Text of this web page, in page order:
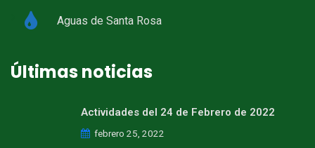
Aguas de Santa Rosa
Últimas noticias
Actividades del 24 de Febrero de 2022
febrero 25, 2022